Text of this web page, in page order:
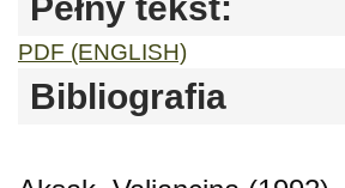
PDF (ENGLISH)
Bibliografia